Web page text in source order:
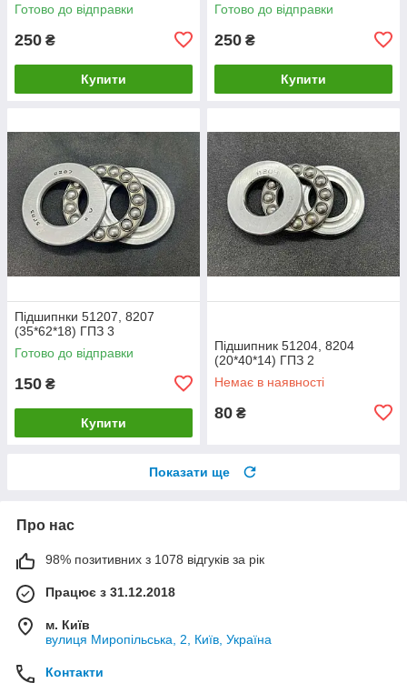
Готово до відправки
250 ₴
Купити
Готово до відправки
250 ₴
Купити
Підшипнки 51207, 8207
(35*62*18) ГПЗ 3
Готово до відправки
150 ₴
Купити
Підшипник 51204, 8204
(20*40*14) ГПЗ 2
Немає в наявності
80 ₴
Показати ще
Про нас
98% позитивних з 1078 відгуків за рік
Працює з 31.12.2018
м. Київ
вулиця Миропільська, 2, Київ, Україна
Контакти